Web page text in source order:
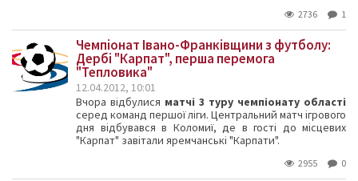
2736 1
Чемпіонат Івано-Франківщини з футболу:
Дербі "Карпат", перша перемога
"Тепловика"
12.04.2012, 10:01
Вчора відбулися матчі 3 туру чемпіонату області
серед команд першої ліги. Центральний матч ігрового
дня відбувався в Коломиї, де в гості до місцевих
"Карпат" завітали яремчанські "Карпати".
2955 0